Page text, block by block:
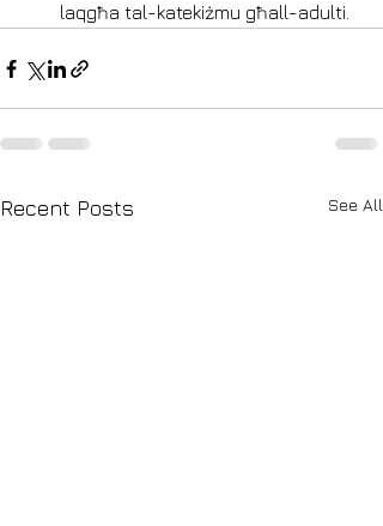
laqgħa tal-katekiżmu għall-adulti.
Recent Posts See All